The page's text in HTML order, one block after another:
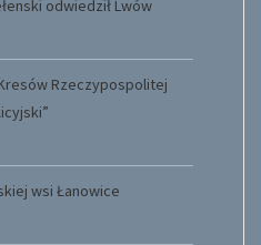
odwiedził Lwów
Rzeczypospolitej
wsi Łanowice